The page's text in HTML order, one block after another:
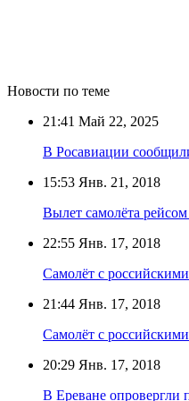
Новости по теме
21:41 Май 22, 2025
В Росавиации
15:53 Янв. 21, 2018
Вылет самолёта
22:55 Янв. 17, 2018
Самолёт с
21:44 Янв. 17, 2018
Самолёт с
20:29 Янв. 17, 2018
В Ереване опровергли